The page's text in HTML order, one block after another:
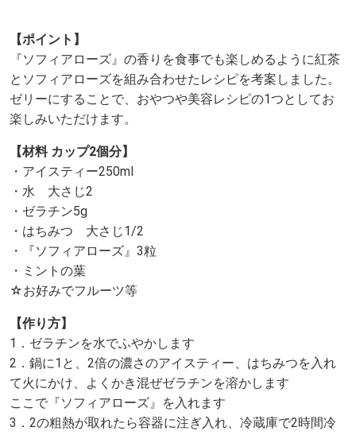
【ポイント】
『ソフィアローズ』の香りを食事でも楽しめるように紅茶
とソフィアローズを組み合わせたレシピを考案しました。
ゼリーにすることで、おやつや美容レシピの1つとしてお
楽しみいただけます。
【材料 カップ2個分】
・アイスティー250ml
・水 大さじ2
・ゼラチン5g
・はちみつ 大さじ1/2
・『ソフィアローズ』3粒
・ミントの葉
☆お好みでフルーツ等
【作り方】
1．ゼラチンを水でふやかします
2．鍋に1と、2倍の濃さのアイスティー、はちみつを入れ
て火にかけ、よくかき混ぜゼラチンを溶かします
ここで『ソフィアローズ』を入れます
3．2の粗熱が取れたら容器に注ぎ入れ、冷蔵庫で2時間冷